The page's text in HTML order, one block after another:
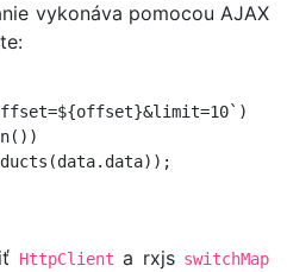
vykonáva pomocou AJAX
HttpClient a rxjs switchMap